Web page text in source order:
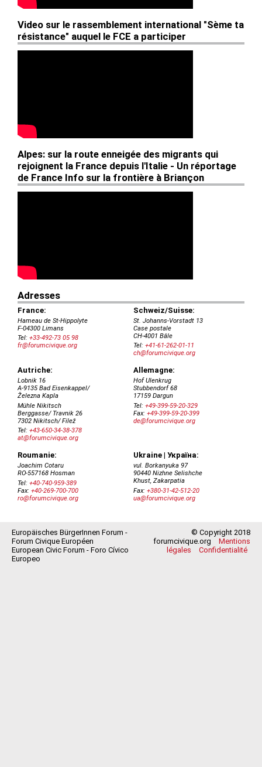
Europäisches BürgerInnen Forum -
Forum Civique Européen
European Civic Forum - Foro Cívico
Europeo
© Copyright 2018
forumcivique.org
Mentions
légales
Confidentialité